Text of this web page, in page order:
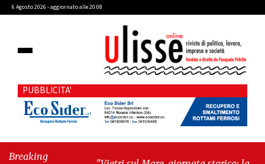
6 Agosto 2026 - aggiornato alle 20:08
PUBBLICITA'
Breaking